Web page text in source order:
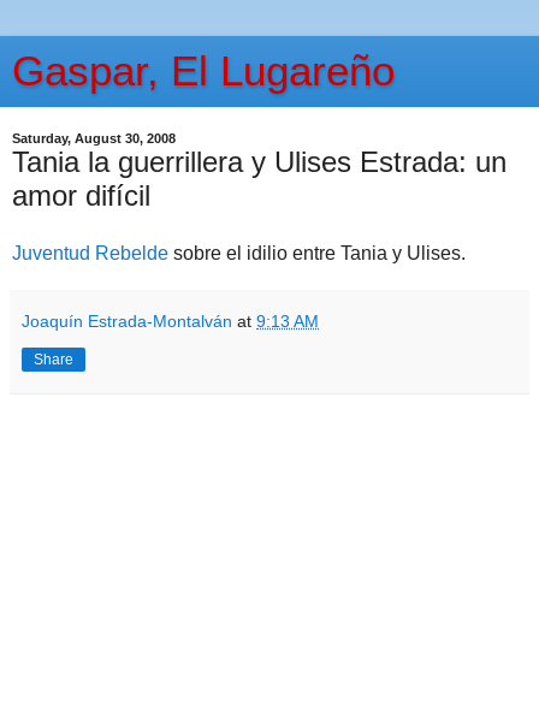
Gaspar, El Lugareño
Saturday, August 30, 2008
Tania la guerrillera y Ulises Estrada: un
amor difícil
Juventud Rebelde sobre el idilio entre Tania y Ulises.
Joaquín Estrada-Montalván at 9:13 AM
Share